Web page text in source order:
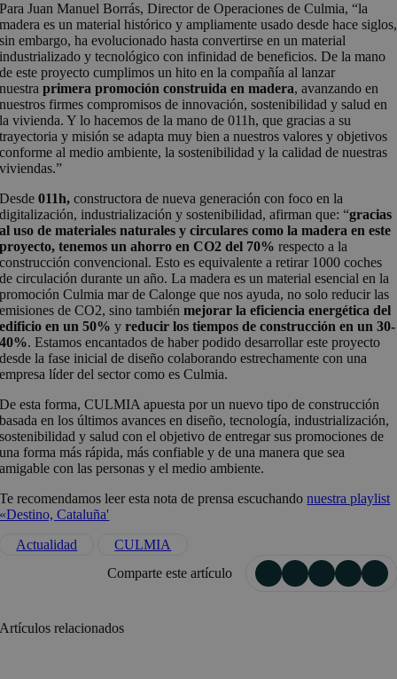
Para Juan Manuel Borrás, Director de Operaciones de Culmia, “la
madera es un material histórico y ampliamente usado desde hace siglos,
sin embargo, ha evolucionado hasta convertirse en un material
industrializado y tecnológico con infinidad de beneficios. De la mano
de este proyecto cumplimos un hito en la compañía al lanzar
nuestraprimera promoción construida en madera, avanzando en
nuestros firmes compromisos de innovación, sostenibilidad y salud en
la vivienda. Y lo hacemos de la mano de 011h, que gracias a su
trayectoria y misión se adapta muy bien a nuestros valores y objetivos
conforme al medio ambiente, la sostenibilidad y la calidad de nuestras
viviendas.”
Desde011h, constructora de nueva generación con foco en la
digitalización, industrialización y sostenibilidad, afirman que: “gracias
al uso de materiales naturales y circulares como la madera en este
proyecto, tenemos un ahorro en CO2 del 70% respecto a la
construcción convencional. Esto es equivalente a retirar 1000 coches
de circulación durante un año. La madera es un material esencial en la
promoción Culmia mar de Calonge que nos ayuda, no solo reducir las
emisiones de CO2, sino tambiénmejorar la eficiencia energética del
edificio en un 50% yreducir los tiempos de construcción en un 30-
40%. Estamos encantados de haber podido desarrollar este proyecto
desde la fase inicial de diseño colaborando estrechamente con una
empresa líder del sector como es Culmia.
De esta forma, CULMIA apuesta por un nuevo tipo de construcción
basada en los últimos avances en diseño, tecnología, industrialización,
sostenibilidad y salud con el objetivo de entregar sus promociones de
una forma más rápida, más confiable y de una manera que sea
amigable con las personas y el medio ambiente.
Te recomendamos leer esta nota de prensa escuchandonuestra playlist
«Destino, Cataluña'
Actualidad
CULMIA
Comparte este artículo
Artículos relacionados